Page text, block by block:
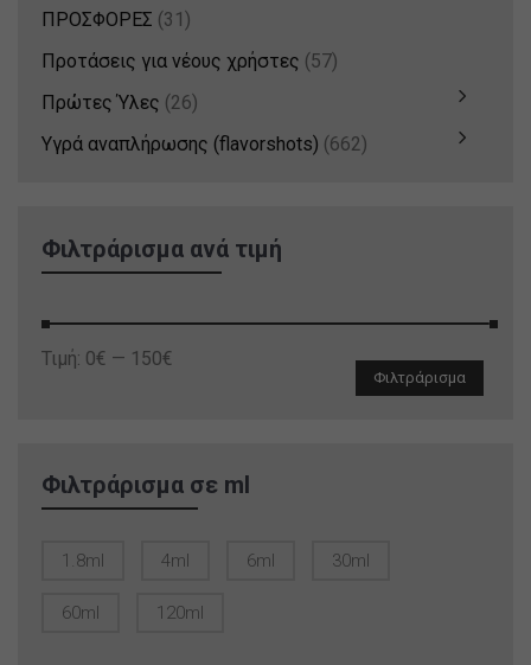
ΠΡΟΣΦΟΡΕΣ (31)
Προτάσεις για νέους χρήστες (57)
Πρώτες Ύλες (26)
Υγρά αναπλήρωσης (flavorshots) (662)
Φιλτράρισμα ανά τιμή
Ελάχιστη
Μέγιστη
Φιλτράρισμα
Τιμή: 0€ — 150€
Φιλτράρισμα σε ml
1.8ml 4ml 6ml 30ml
60ml 120ml